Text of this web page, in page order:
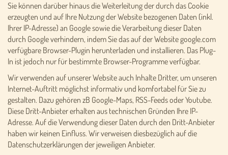
Sie können darüber hinaus die Weiterleitung der durch das Cookie
erzeugten und auf Ihre Nutzung der Website bezogenen Daten (inkl.
Ihrer IP-Adresse) an Google sowie die Verarbeitung dieser Daten
durch Google verhindern, indem Sie das auf der Website google.com
verfügbare Browser-Plugin herunterladen und installieren. Das Plug-
In ist jedoch nur für bestimmte Browser-Programme verfügbar.
Wir verwenden auf unserer Website auch Inhalte Dritter, um unseren
Internet-Auftritt möglichst informativ und komfortabel für Sie zu
gestalten. Dazu gehören zB Google-Maps, RSS-Feeds oder Youtube.
Diese Dritt-Anbieter erhalten aus technischen Gründen Ihre IP-
Adresse. Auf die Verwendung dieser Daten durch den Dritt-Anbieter
haben wir keinen Einfluss. Wir verweisen diesbezüglich auf die
Datenschutzerklärungen der jeweiligen Anbieter.